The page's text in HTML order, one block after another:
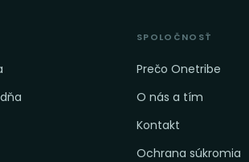
SPOLOČNOSŤ
Prečo Onetribe
O nás a tím
Kontakt
Ochrana súkromia